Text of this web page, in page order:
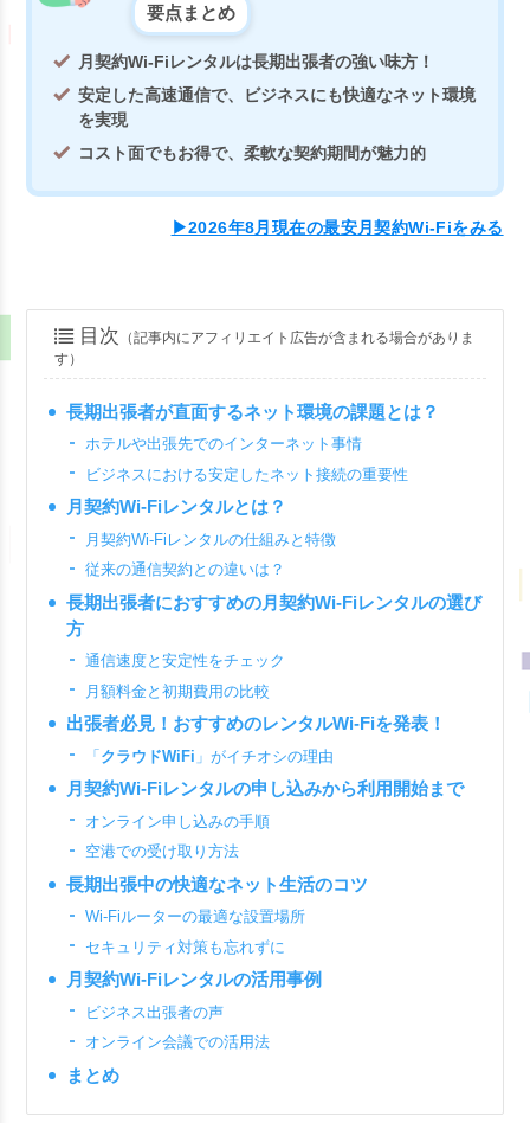
要点まとめ
月契約Wi-Fiレンタルは長期出張者の強い味方！
安定した高速通信で、ビジネスにも快適なネット環境
を実現
コスト面でもお得で、柔軟な契約期間が魅力的
▶2026年8月現在の最安月契約Wi-Fiをみる
目次 （記事内にアフィリエイト広告が含まれる場合がありま
す）
長期出張者が直面するネット環境の課題とは？
ホテルや出張先でのインターネット事情
ビジネスにおける安定したネット接続の重要性
月契約Wi-Fiレンタルとは？
月契約Wi-Fiレンタルの仕組みと特徴
従来の通信契約との違いは？
長期出張者におすすめの月契約Wi-Fiレンタルの選び
方
通信速度と安定性をチェック
月額料金と初期費用の比較
出張者必見！おすすめのレンタルWi-Fiを発表！
「クラウドWiFi 」がイチオシの理由
月契約Wi-Fiレンタルの申し込みから利用開始まで
オンライン申し込みの手順
空港での受け取り方法
長期出張中の快適なネット生活のコツ
Wi-Fiルーターの最適な設置場所
セキュリティ対策も忘れずに
月契約Wi-Fiレンタルの活用事例
ビジネス出張者の声
オンライン会議での活用法
まとめ